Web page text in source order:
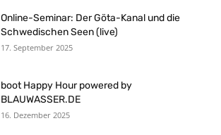
Online-Seminar: Der Göta-Kanal und die
Schwedischen Seen (live)
17. September 2025
boot Happy Hour powered by
BLAUWASSER.DE
16. Dezember 2025